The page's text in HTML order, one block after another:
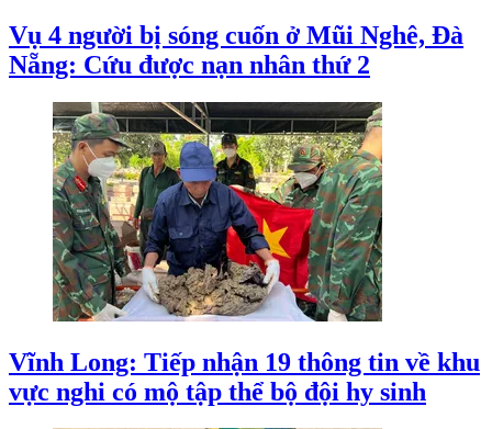
Vụ 4 người bị sóng cuốn ở Mũi Nghê, Đà
Nẵng: Cứu được nạn nhân thứ 2
Vĩnh Long: Tiếp nhận 19 thông tin về khu
vực nghi có mộ tập thể bộ đội hy sinh